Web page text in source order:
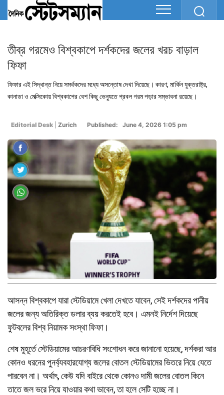
তীব্র গরমেও বিশ্বকাপে দর্শকদের জলের খরচ বাড়াল
ফিফা
ফিফার এই সিদ্ধান্ত নিয়ে সমর্থকদের মধ্যে অসন্তোষ দেখা দিয়েছে। কারণ, মার্কিন যুক্তরাষ্ট্র,
কানাডা ও মেক্সিকোয় বিশ্বকাপের বেশ কিছু ভেন্যুতে প্রবল গরম পড়ার সম্ভাবনা রয়েছে।
Editorial Desk Zurich Published: June 4, 2026 1:05 pm
আসন্ন বিশ্বকাপে যারা স্টেডিয়ামে খেলা দেখতে যাবেন, সেই দর্শকদের পানীয়
জলের জন্য অতিরিক্ত ডলার ব্যয় করতেই হবে। এমনই নির্দেশ দিয়েছে
ফুটবলের বিশ্ব নিয়ামক সংস্থা ফিফা।
শেষ মুহূর্তে স্টেডিয়ামের আচরণবিধি সংশোধন করে জানানো হয়েছে, দর্শকরা আর
কোনও ধরনের পুনর্ব্যবহারযোগ্য জলের বোতল স্টেডিয়ামের ভিতরে নিয়ে যেতে
পারবেন না। অর্থাৎ, কেউ যদি বাইরে থেকে কোনও দামী জলের বোতল কিনে
তাতে জল ভরে নিয়ে যাওয়ার কথা ভাবেন, তা হলে সেটি হচ্ছে না।